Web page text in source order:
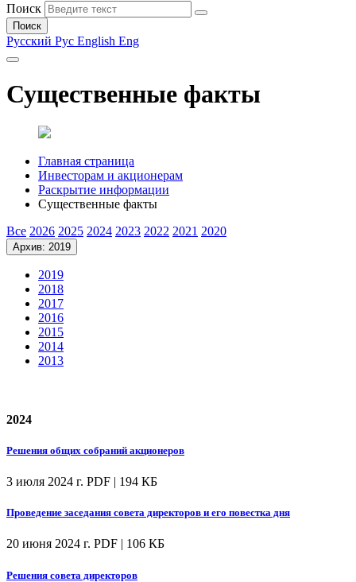
Поиск
Поиск
Русский Рус English Eng
Существенные факты
Главная страница
Инвесторам и акционерам
Раскрытие информации
Существенные факты
Все 2026 2025 2024 2023 2022 2021 2020
Архив: 2019
2019
2018
2017
2016
2015
2014
2013
2024
Решения общих собраний акционеров
3 июля 2024 г. PDF | 194 КБ
Проведение заседания совета директоров и его повестка дня
20 июня 2024 г. PDF | 106 КБ
Решения совета директоров